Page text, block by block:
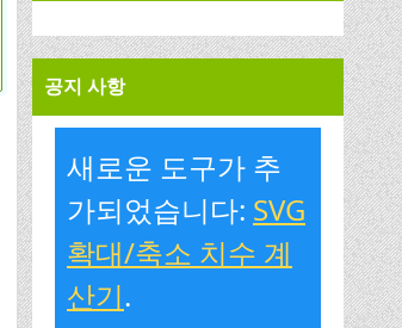
공지 사항
새로운 도구가 추
가되었습니다: SVG
확대/축소 치수 계
산기.